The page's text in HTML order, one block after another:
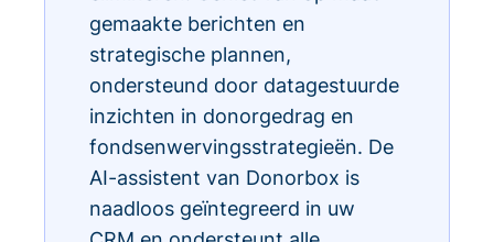
gemaakte berichten en
strategische plannen,
ondersteund door datagestuurde
inzichten in donorgedrag en
fondsenwervingsstrategieën. De
AI-assistent van Donorbox is
naadloos geïntegreerd in uw